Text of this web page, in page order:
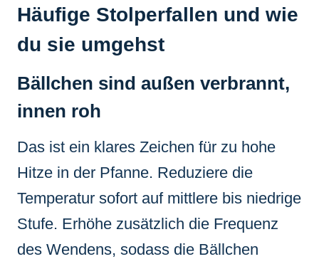
Häufige Stolperfallen und wie
du sie umgehst
Bällchen sind außen verbrannt,
innen roh
Das ist ein klares Zeichen für zu hohe
Hitze in der Pfanne. Reduziere die
Temperatur sofort auf mittlere bis niedrige
Stufe. Erhöhe zusätzlich die Frequenz
des Wendens, sodass die Bällchen